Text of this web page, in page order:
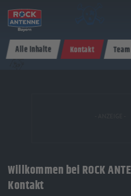
& PROGRAMM AKTIONEN & KONZERTE MUSIK
Alle Inhalte Kontakt Team
Willkommen bei ROCK
Kontakt